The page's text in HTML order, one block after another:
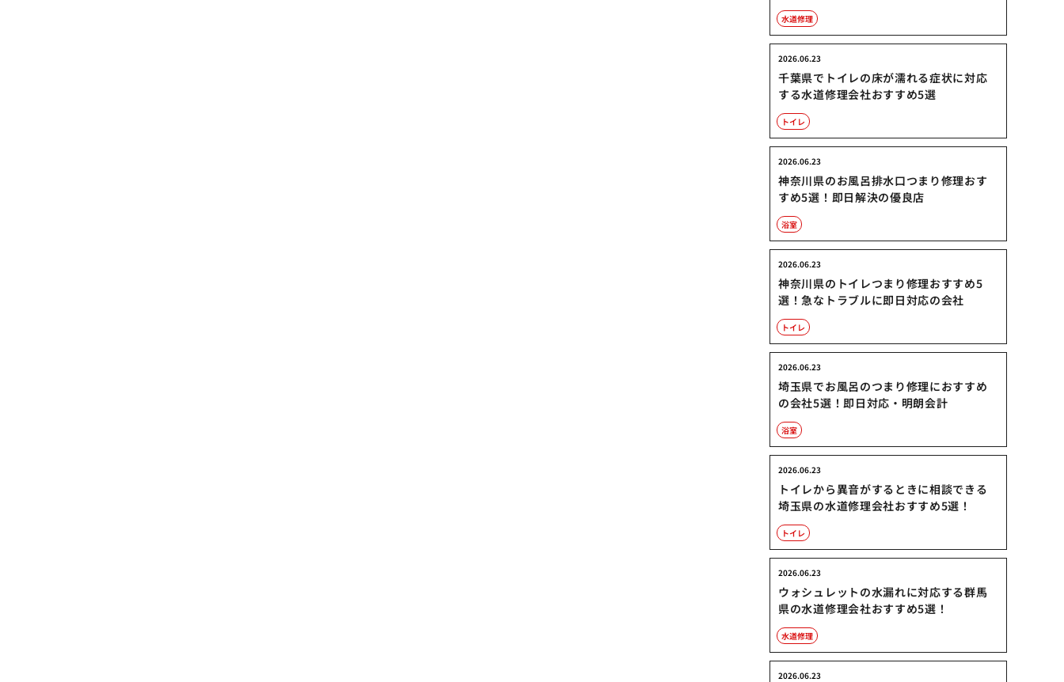
水道修理
千葉県でトイレの床が濡れる症状に対応
する水道修理会社おすすめ5選
2026.06.23
トイレ
神奈川県のお風呂排水口つまり修理おす
すめ5選！即日解決の優良店
2026.06.23
浴室
神奈川県のトイレつまり修理おすすめ5
選！急なトラブルに即日対応の会社
2026.06.23
トイレ
埼玉県でお風呂のつまり修理におすすめ
の会社5選！即日対応・明朗会計
2026.06.23
浴室
トイレから異音がするときに相談できる
埼玉県の水道修理会社おすすめ5選！
2026.06.23
トイレ
ウォシュレットの水漏れに対応する群馬
県の水道修理会社おすすめ5選！
2026.06.23
水道修理
2026.06.23